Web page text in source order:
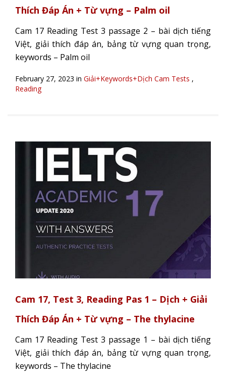
Thích Đáp Án + Từ vựng – Palm oil
Cam 17 Reading Test 3 passage 2 – bài dịch tiếng
Việt, giải thích đáp án, bảng từ vựng quan trọng,
keywords – Palm oil
February 27, 2023 in Giải+Keywords+Dịch Cam Tests ,
Reading
Cam 17, Test 3, Reading Pas 1 – Dịch + Giải
Thích Đáp Án + Từ vựng – The thylacine
Cam 17 Reading Test 3 passage 1 – bài dịch tiếng
Việt, giải thích đáp án, bảng từ vựng quan trọng,
keywords – The thylacine